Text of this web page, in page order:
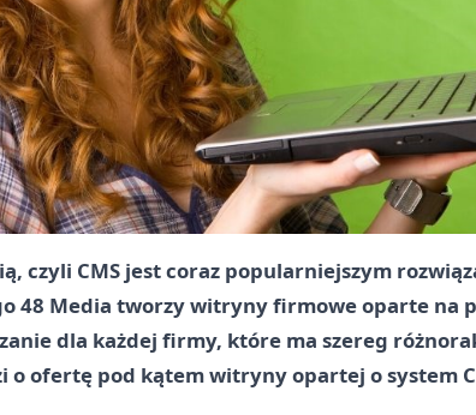
czyli CMS jest coraz popularniejszym
48 Media tworzy witryny firmowe oparte na
dla każdej firmy, które ma szereg
o ofertę pod kątem witryny opartej o system